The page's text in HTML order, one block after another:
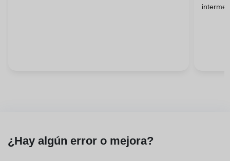
¿Hay algún error o mejora?